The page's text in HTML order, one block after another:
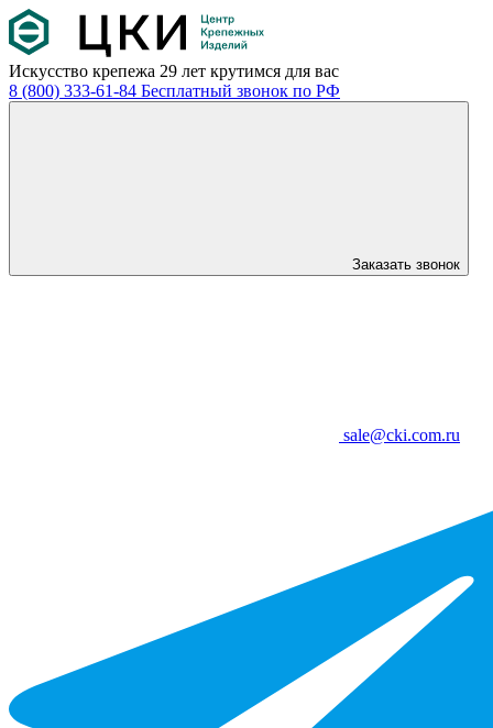
Искусство крепежа 29 лет крутимся для вас
8 (800) 333-61-84 Бесплатный звонок по РФ
Заказать звонок
sale@cki.com.ru